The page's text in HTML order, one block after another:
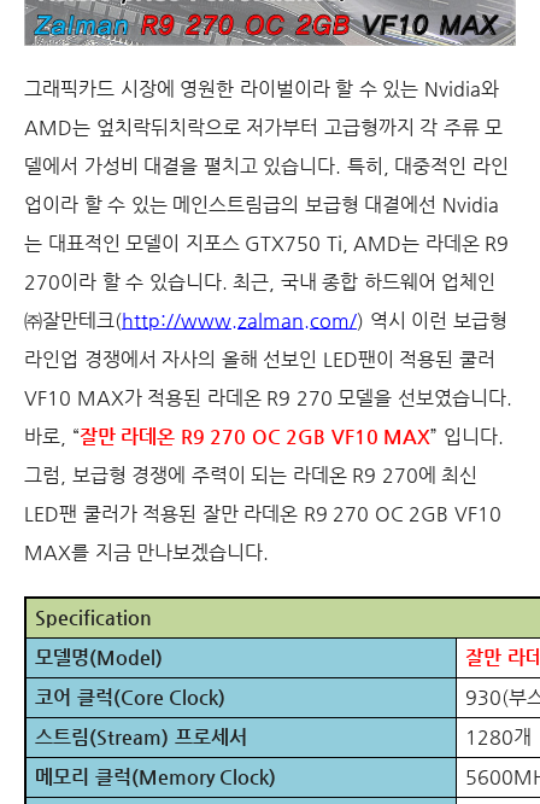
그래픽카드 시장에 영원한 라이벌이라 할 수 있는 Nvidia와
AMD는 엎치락뒤치락으로 저가부터 고급형까지 각 주류 모
델에서 가성비 대결을 펼치고 있습니다. 특히
대중적인 라인
업이라 할 수 있는 메인스트림급의 보급형 대결에선 Nvidia
는 대표적인 모델이 지포스GTX750 Ti, AMD는 라데온R9
270이라 할 수 있습니다. 최근 국내 종합 하드웨어 업체인
㈜잘만테크(http://www.zalman.com/) 역시 이런 보급형
라인업 경쟁에서 자사의 올해 선보인 LED팬이 적용된 쿨러
VF10 MAX가 적용된 라데온R9 270 모델을 선보였습니다.
바로 , “잘만 라데온 R9 270 OC 2GB VF10 MAX” 입니다.
그럼
보급형 경쟁에 주력이 되는 라데온R9 270에 최신
LED팬 쿨러가 적용된 잘만 라데온 R9 270 OC 2GB VF10
MAX를 지금 만나보겠습니다.
Specification
모델명(Model)
잘만 라
코어 클럭(Core Clock) 930(부
스트림(Stream) 프로세서 1280개
메모리 클럭(Memory Clock)